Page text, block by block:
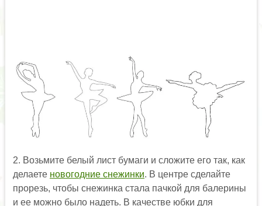
2. Возьмите белый лист бумаги и сложите его так, как
делаете новогодние снежинки. В центре сделайте
прорезь, чтобы снежинка стала пачкой для балерины
и ее можно было надеть. В качестве юбки для